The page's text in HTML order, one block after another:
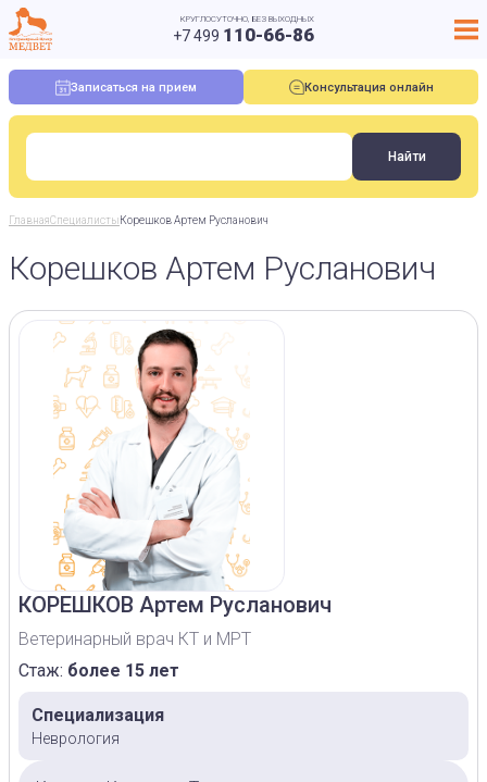
КРУГЛОСУТОЧНО, БЕЗ ВЫХОДНЫХ
+7 499 110-66-86
Записаться на прием Консультация онлайн
ГлавнаяСпециалистыКорешков Артем Русланович
Корешков Артем Русланович
КОРЕШКОВ Артем Русланович
Ветеринарный врач КТ и МРТ
Стаж: более 15 лет
Специализация
Неврология